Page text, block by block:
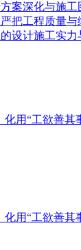
案深化与施
把工程质量
设计施工实
用“工欲善
用“工欲善